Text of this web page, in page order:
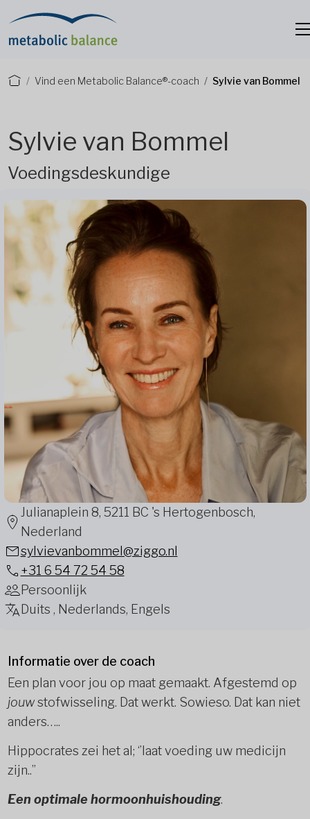
Vind een Metabolic Balance®-coach Sylvie van Bommel
Sylvie van Bommel
Voedingsdeskundige
Julianaplein 8, 5211 BC 's Hertogenbosch,
Nederland
sylvievanbommel@ziggo.nl
+31 6 54 72 54 58
Persoonlijk
Duits , Nederlands, Engels
Informatie over de coach
Een plan voor jou op maat gemaakt. Afgestemd op
jouwstofwisseling. Dat werkt. Sowieso. Dat kan niet
anders…..
Hippocrates zei het al; ‘’laat voeding uw medicijn
zijn..”
Een optimale hormoonhuishouding.